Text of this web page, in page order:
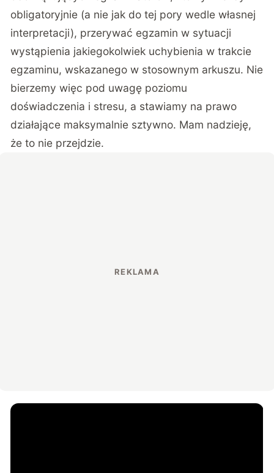
obligatoryjnie (a nie jak do tej pory wedle własnej
interpretacji), przerywać egzamin w sytuacji
wystąpienia jakiegokolwiek uchybienia w trakcie
egzaminu, wskazanego w stosownym arkuszu. Nie
bierzemy więc pod uwagę poziomu
doświadczenia i stresu, a stawiamy na prawo
działające maksymalnie sztywno. Mam nadzieję,
że to nie przejdzie.